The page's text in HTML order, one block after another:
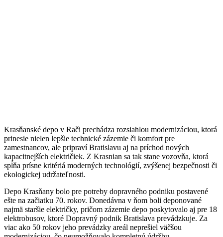
Krasňanské depo v Rači prechádza rozsiahlou modernizáciou, ktorá
prinesie nielen lepšie technické zázemie či komfort pre
zamestnancov, ale pripraví Bratislavu aj na príchod nových
kapacitnejších električiek. Z Krasnian sa tak stane vozovňa, ktorá
spĺňa prísne kritériá moderných technológií, zvýšenej bezpečnosti či
ekologickej udržateľnosti.
Depo Krasňany bolo pre potreby dopravného podniku postavené
ešte na začiatku 70. rokov. Donedávna v ňom boli deponované
najmä staršie električky, pričom zázemie depo poskytovalo aj pre 18
elektrobusov, ktoré Dopravný podnik Bratislava prevádzkuje. Za
viac ako 50 rokov jeho prevádzky areál neprešiel väčšou